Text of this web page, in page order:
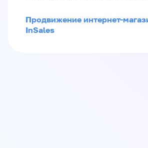
Продвижение интернет-
InSales